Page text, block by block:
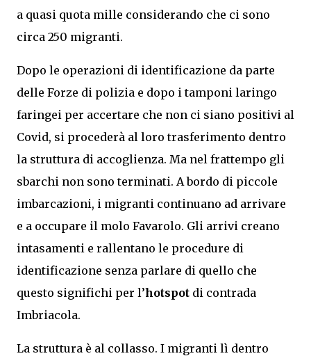
a quasi quota mille considerando che ci sono
circa 250 migranti.
Dopo le operazioni di identificazione da parte
delle Forze di polizia e dopo i tamponi laringo
faringei per accertare che non ci siano positivi al
Covid, si procederà al loro trasferimento dentro
la struttura di accoglienza. Ma nel frattempo gli
sbarchi non sono terminati. A bordo di piccole
imbarcazioni, i migranti continuano ad arrivare
e a occupare il molo Favarolo. Gli arrivi creano
intasamenti e rallentano le procedure di
identificazione senza parlare di quello che
questo significhi per l’hotspot di contrada
Imbriacola.
La struttura è al collasso. I migranti lì dentro